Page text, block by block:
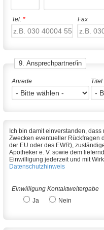
Tel. * Fax
9. Ansprechpartner/in
Anrede Titel
Ich bin damit einverstanden,
Zwecken eventueller Rückfragen durch das pharmazeutische Unternehmen (Sitz oder Niederlassung innerhalb
der EU oder des EWR), zuständige deutsche Behörden und eventuell das Zentrallaboratorium Deutscher
Apotheker e. V. sowie dem liefernden Großhändler durch die AMK weitergeleitet werden dürfen. Ich kann meine
Einwilligung jederzeit und mit
Datenschutzhinweis
Einwilligung Kontaktweitergabe
Ja
Nein